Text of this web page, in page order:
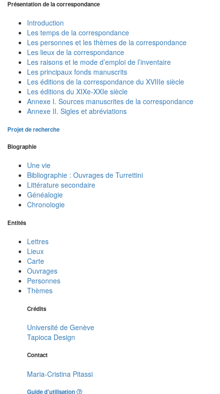
Présentation de la correspondance
Introduction
Les temps de la correspondance
Les personnes et les thèmes de la correspondance
Les lieux de la correspondance
Les raisons et le mode d’emploi de l’inventaire
Les principaux fonds manuscrits
Les éditions de la correspondance du XVIIIe siècle
Les éditions du XIXe-XXIe siècle
Annexe I. Sources manuscrites de la correspondance
Annexe II. Sigles et abréviations
Projet de recherche
Biographie
Une vie
Bibliographie : Ouvrages de Turrettini
Littérature secondaire
Généalogie
Chronologie
Entités
Lettres
Lieux
Carte
Ouvrages
Personnes
Thèmes
Crédits
Université de Genève
Tapioca Design
Contact
Maria-Cristina Pitassi
Guide d'utilisation